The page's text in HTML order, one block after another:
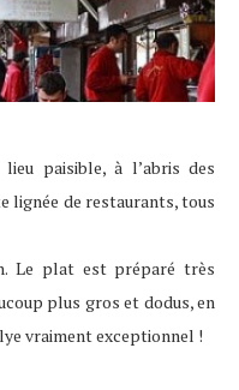
lieu paisible, à l’abris des
lignée de restaurants, tous
Le plat est préparé très
plus gros et dodus, en
vraiment exceptionnel !